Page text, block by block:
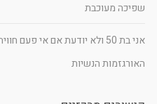
שפיכה מעוכבת
אני בת 50 ולא יודעת אם אי
האורגזמות הנשיות